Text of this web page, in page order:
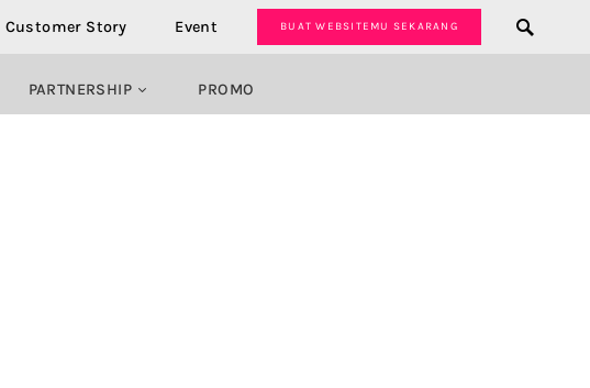
Customer Story Event BUAT WEBSITEMU SEKARANG
PARTNERSHIP PROMO